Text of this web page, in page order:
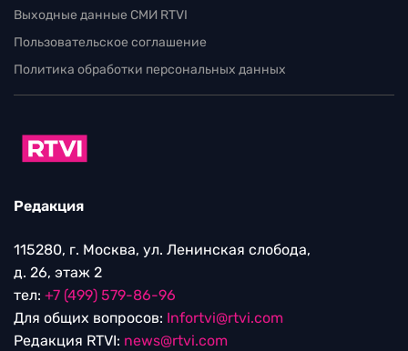
Выходные данные СМИ RTVI
Пользовательское соглашение
Политика обработки персональных данных
Редакция
115280, г. Москва, ул. Ленинская слобода,
д. 26, этаж 2
тел: +7 (499) 579-86-96
Для общих вопросов: Infortvi@rtvi.com
Редакция RTVI: news@rtvi.com